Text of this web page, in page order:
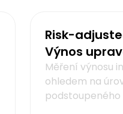
Risk-
Výnos
Měření výnosu
ohledem na
podstoupeného